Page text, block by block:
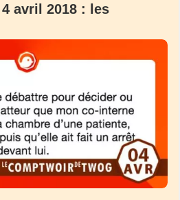
avril 2018 : les